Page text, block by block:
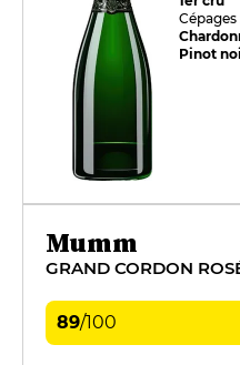
Cépages
Pinot
Mumm
GRAND CORDON
89/100